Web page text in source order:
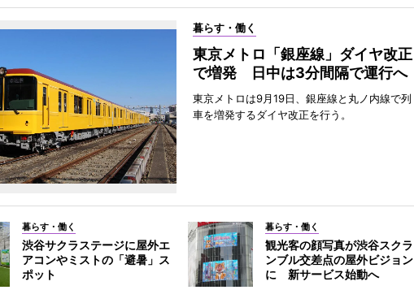
暮らす・働く
東京メトロ「銀座線」ダイヤ改正
で増発 日中は3分間隔で運行へ
東京メトロは9月19日、銀座線と丸ノ内線で列
車を増発するダイヤ改正を行う。
暮らす・働く
渋谷サクラステージに屋外エ
アコンやミストの「避暑」ス
ポット
暮らす・働く
観光客の顔写真が渋谷スクラ
ンブル交差点の屋外ビジョン
に 新サービス始動へ